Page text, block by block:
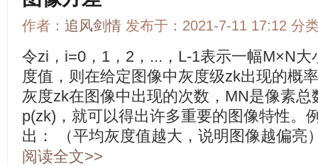
作者： 追风剑情 发布于：2021-7-11 17:12 分
令zi，i=0，1，2，...，L-1表示一幅M×N
度值，则在给定图像中灰度级zk出现的概
灰度zk在图像中出现的次数，MN是像素
p(zk)，就可以得出许多重要的图像特性。
出： （平均灰度值越大，说明图像越偏亮
阅读全文>>